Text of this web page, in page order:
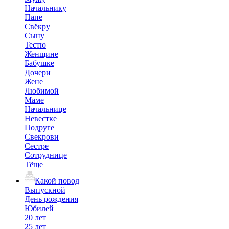
Начальнику
Папе
Свёкру
Сыну
Тестю
Женщине
Бабушке
Дочери
Жене
Любимой
Маме
Начальнице
Невестке
Подруге
Свекрови
Сестре
Сотруднице
Тёще
Какой повод
Выпускной
День рождения
Юбилей
20 лет
25 лет